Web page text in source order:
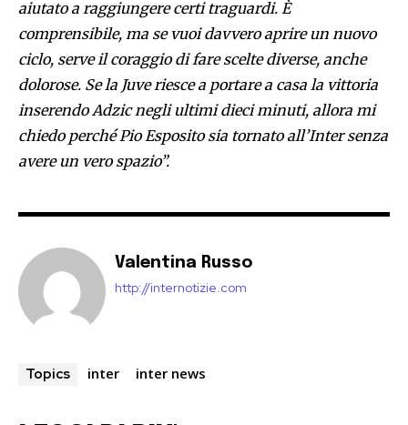
aiutato a raggiungere certi traguardi. È
comprensibile, ma se vuoi davvero aprire un nuovo
ciclo, serve il coraggio di fare scelte diverse, anche
dolorose. Se la Juve riesce a portare a casa la vittoria
inserendo Adzic negli ultimi dieci minuti, allora mi
chiedo perché Pio Esposito sia tornato all’Inter senza
avere un vero spazio”.
Valentina Russo
http://internotizie.com
Topics inter inter news